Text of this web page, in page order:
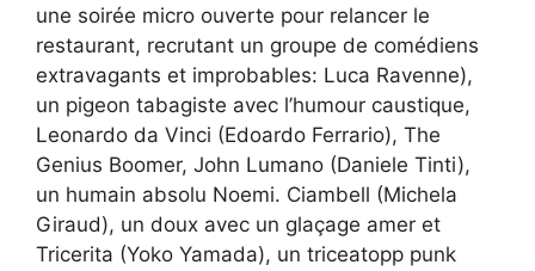
une soirée micro ouverte pour relancer le
restaurant, recrutant un groupe de comédiens
extravagants et improbables: Luca Ravenne),
un pigeon tabagiste avec l’humour caustique,
Leonardo da Vinci (Edoardo Ferrario), The
Genius Boomer, John Lumano (Daniele Tinti),
un humain absolu Noemi. Ciambell (Michela
Giraud), un doux avec un glaçage amer et
Tricerita (Yoko Yamada), un triceatopp punk